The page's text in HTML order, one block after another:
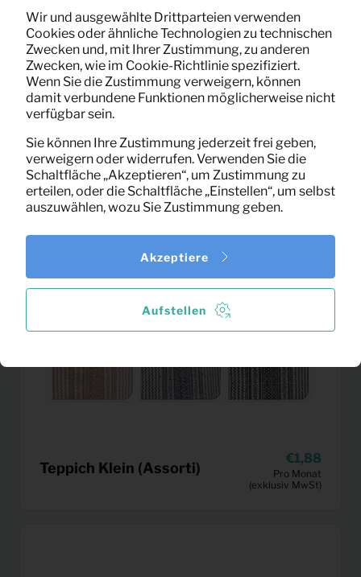
Kaffeemaschine Nespresso
Inissia (schwarz)
5,83
Pro Monat
(exklusiv MwSt)
Teppich Klein (Assorti)
1,88
Pro Monat
(exklusiv MwSt)
Wir und ausgewählte Drittparteien verwenden
Cookies oder ähnliche Technologien zu technischen
Zwecken und, mit Ihrer Zustimmung, zu anderen
Zwecken, wie im Cookie-Richtlinie spezifiziert.
Wenn Sie die Zustimmung verweigern, können
damit verbundene Funktionen möglicherweise nicht
verfügbar sein.
Sie können Ihre Zustimmung jederzeit frei geben,
verweigern oder widerrufen. Verwenden Sie die
Schaltfläche „Akzeptieren“, um Zustimmung zu
erteilen, oder die Schaltfläche „Einstellen“, um selbst
auszuwählen, wozu Sie Zustimmung geben.
Aufstellen
Akzeptiere